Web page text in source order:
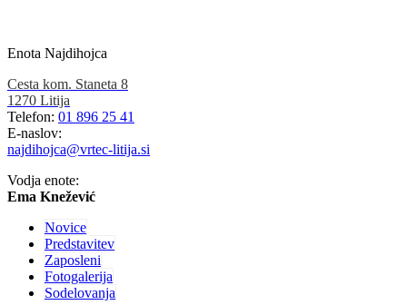
Enota Najdihojca
Cesta kom. Staneta 8
1270 Litija
Telefon: 01 896 25 41
E-naslov:
najdihojca@vrtec-litija.si
Vodja enote:
Ema Knežević
Novice
Predstavitev
Zaposleni
Fotogalerija
Sodelovanja